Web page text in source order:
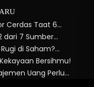
Cerdas Taat 6…
dari 7 Sumber…
di Saham?…
Bersihmu!
Uang Perlu…